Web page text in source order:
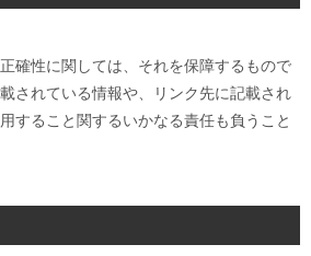
確性に関しては、それを保障するもので
されている情報や、リンク先に記載され
すること関するいかなる責任も負うこと